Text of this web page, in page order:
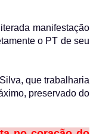
manifestação
o PT de seu
que trabalharia
preservado do